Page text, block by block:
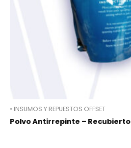
• INSUMOS Y REPUESTOS OFFSET
Polvo Antirrepinte – Recubierto